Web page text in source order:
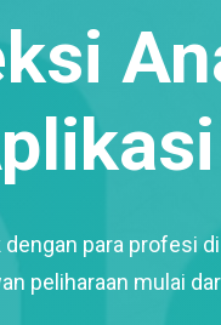
para profesi
peliharaan mulai